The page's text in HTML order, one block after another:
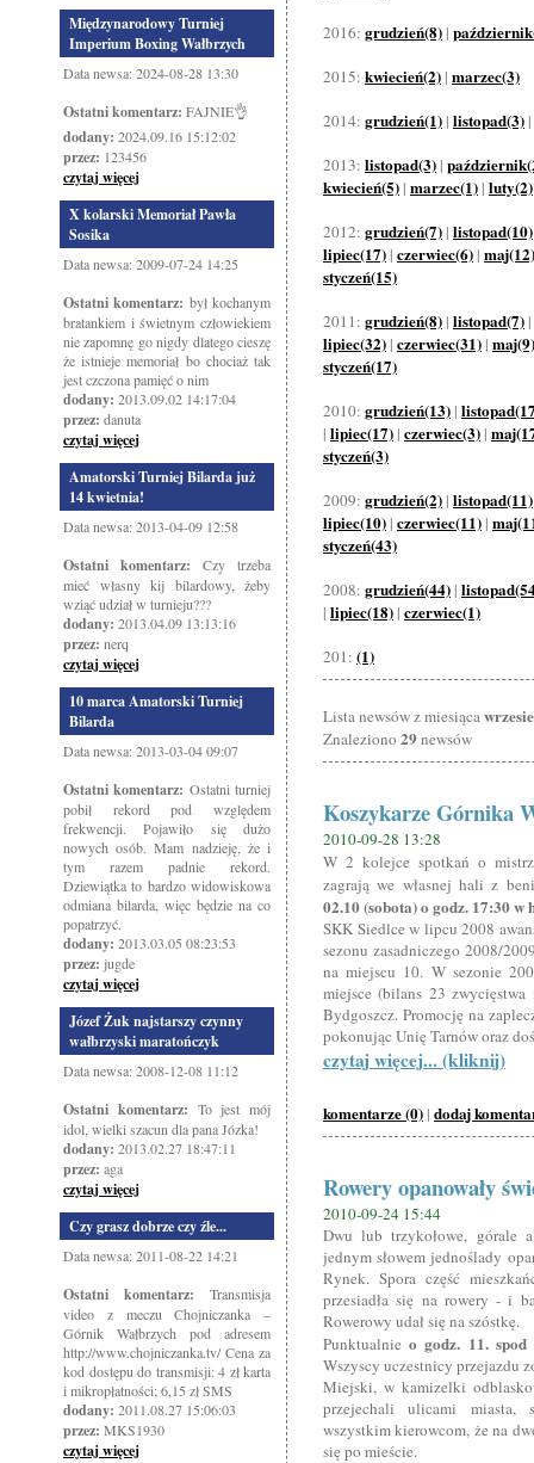
Międzynarodowy Turniej
Imperium Boxing Wałbrzych
Data newsa: 2024-08-28 13:30
Ostatni komentarz: FAJNIE👌
dodany: 2024.09.16 15:12:02
przez: 123456
czytaj więcej
X kolarski Memoriał Pawła
Sosika
Data newsa: 2009-07-24 14:25
Ostatni komentarz: był kochanym
bratankiem i świetnym człowiekiem
nie zapomnę go nigdy dlatego cieszę
że istnieje memoriał bo chociaż tak
jest czczona pamięć o nim
dodany: 2013.09.02 14:17:04
przez: danuta
czytaj więcej
Amatorski Turniej Bilarda już
14 kwietnia!
Data newsa: 2013-04-09 12:58
Ostatni komentarz: Czy trzeba
mieć własny kij bilardowy, żeby
wziąć udział w turnieju???
dodany: 2013.04.09 13:13:16
przez: nerq
czytaj więcej
10 marca Amatorski Turniej
Bilarda
Data newsa: 2013-03-04 09:07
Ostatni komentarz: Ostatni turniej
pobił rekord pod względem
frekwencji. Pojawiło się dużo
nowych osób. Mam nadzieję, że i
tym razem padnie rekord.
Dziewiątka to bardzo widowiskowa
odmiana bilarda, więc będzie na co
popatrzyć.
dodany: 2013.03.05 08:23:53
przez: jugde
czytaj więcej
Józef Żuk najstarszy czynny
wałbrzyski maratończyk
Data newsa: 2008-12-08 11:12
Ostatni komentarz: To jest mój
idol, wielki szacun dla pana Józka!
dodany: 2013.02.27 18:47:11
przez: aga
czytaj więcej
Czy grasz dobrze czy źle...
Data newsa: 2011-08-22 14:21
Ostatni komentarz: Transmisja
video z meczu Chojniczanka –
Górnik Wałbrzych pod adresem
http://www.chojniczanka.tv/ Cena za
kod dostępu do transmisji: 4 zł karta
i mikropłatności; 6,15 zł SMS
dodany: 2011.08.27 15:06:03
przez: MKS1930
czytaj więcej
2016: grudzień(8) |
2015: kwiecień(2) | marzec(3)
2014: grudzień(1) | listopad(3) |
2013: listopad(3) |
kwiecień(5) | marzec(1) | luty(2)
2012: grudzień(7) | listopad(10)
lipiec(17) | czerwiec(6) | maj(12)
styczeń(15)
2011: grudzień(8) | listopad(7) |
lipiec(32) | czerwiec(31) | maj(9)
styczeń(17)
2010: grudzień(13) |
| lipiec(17) | czerwiec(3) |
styczeń(3)
2009: grudzień(2) | listopad(11)
lipiec(10) | czerwiec(11) |
styczeń(43)
2008: grudzień(44) |
| lipiec(18) | czerwiec(1)
201: (1)
Lista newsów z miesiąca
Znaleziono 29 newsów
Koszykarze Górnika
2010-09-28 13:28
W 2 kolejce spotkań o
zagrają we własnej hali z
02.10 (sobota) o godz. 17:30
SKK Siedlce w lipcu 2008
sezonu zasadniczego 2008/
na miejscu 10. W sezonie
miejsce (bilans 23
Bydgoszcz. Promocję na
pokonując Unię Tarnów oraz
czytaj więcej... (kliknij)
komentarze (0) | dodaj
Rowery opanowały
2010-09-24 15:44
Dwu lub trzykołowe, górale
jednym słowem jednoślady
Rynek. Spora część
przesiadła się na rowery - i
Rowerowy udał się na szóstkę.
Punktualnieo godz. 11. spod
Wszyscy uczestnicy przejazdu
Miejski, w kamizelki
przejechali ulicami miasta,
wszystkim kierowcom, że na
się po mieście.